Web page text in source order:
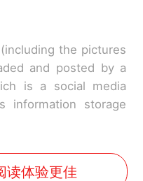
the pictures
and posted by a
is a social media
information storage
读体验更佳